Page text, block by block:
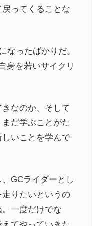
ってくることな
なったばかりだ。
身を若いサイクリ
なのか、そして
だ学ぶことがた
しいことを学んで
GCライダーとし
りたいというの
一度だけでな
てやっていきた